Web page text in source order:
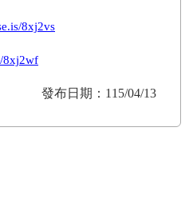
8xj2vs
8xj2wf
發布日期：115/04/13